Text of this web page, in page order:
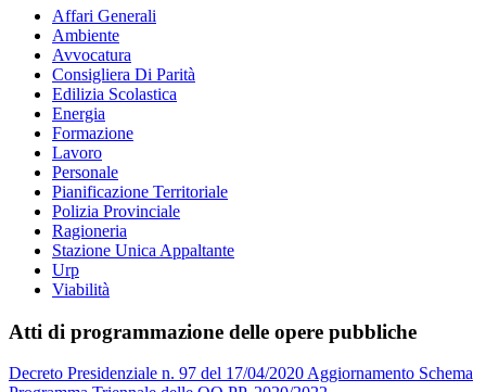
Affari Generali
Ambiente
Avvocatura
Consigliera Di Parità
Edilizia Scolastica
Energia
Formazione
Lavoro
Personale
Pianificazione Territoriale
Polizia Provinciale
Ragioneria
Stazione Unica Appaltante
Urp
Viabilità
Atti di programmazione delle opere pubbliche
Decreto Presidenziale n. 97 del 17/04/2020 Aggiornamento Schema